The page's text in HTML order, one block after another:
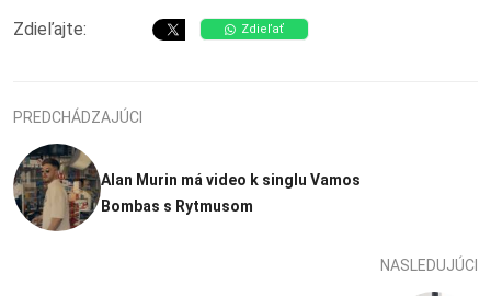
Zdieľajte: Zdieľať
PREDCHÁDZAJÚCI
Alan Murin má video k singlu Vamos
Bombas s Rytmusom
NASLEDUJÚCI